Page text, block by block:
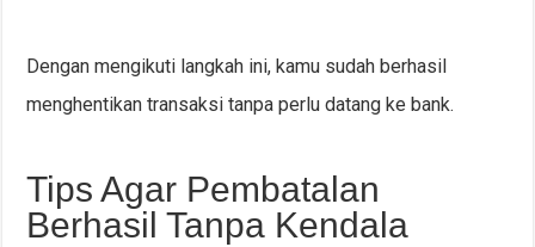
Dengan mengikuti langkah ini, kamu sudah berhasil
menghentikan transaksi tanpa perlu datang ke bank.
Tips Agar Pembatalan
Berhasil Tanpa Kendala